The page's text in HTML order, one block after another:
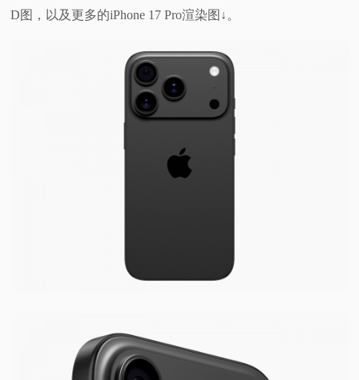
D图，以及更多的iPhone 17 Pro渲染图↓。